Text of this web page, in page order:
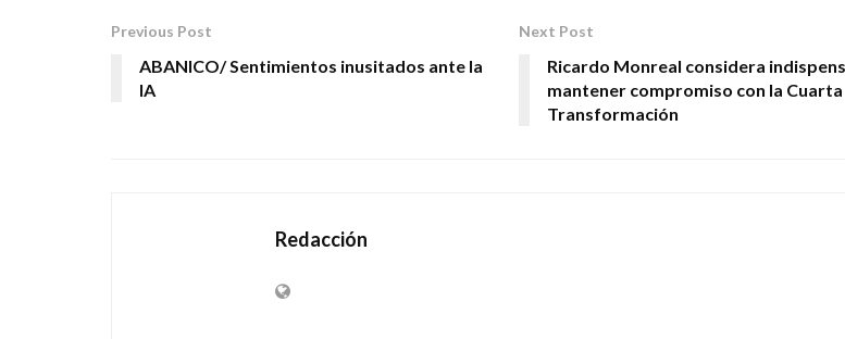
Previous Post
ABANICO/ Sentimientos inusitados ante la
IA
Next Post
Ricardo Monreal considera
mantener compromiso con la Cuarta
Transformación
Redacción